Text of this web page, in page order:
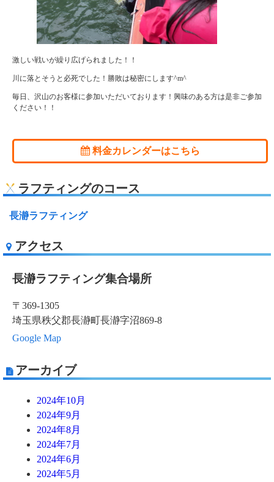
激しい戦いが繰り広げられました！！
川に落とそうと必死でした！勝敗は秘密にします^m^
毎日、沢山のお客様に参加いただいております！興味のある方は是非ご参加
ください！！
料金カレンダーはこちら
ラフティングのコース
長瀞ラフティング
アクセス
長瀞ラフティング集合場所
〒369-1305
埼玉県秩父郡長瀞町長瀞字沼869-8
Google Map
アーカイブ
2024年10月
2024年9月
2024年8月
2024年7月
2024年6月
2024年5月